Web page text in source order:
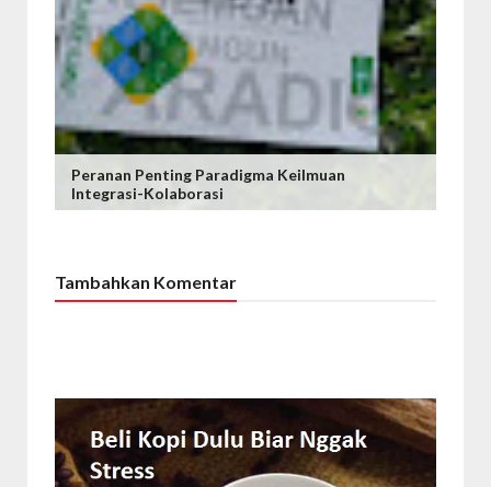
Peranan Penting Paradigma Keilmuan
Integrasi-Kolaborasi
Tambahkan Komentar